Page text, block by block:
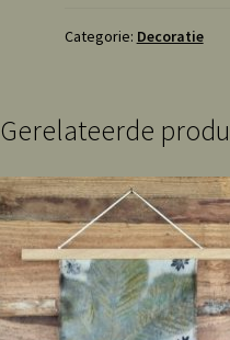
Categorie: Decoratie
Gerelateerde